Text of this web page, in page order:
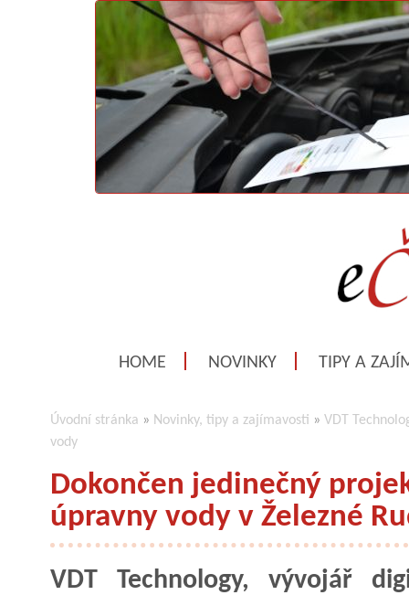
HOME NOVINKY TIPY A
Úvodní stránka » Novinky, tipy a zajímavosti » VDT
vody
Dokončen jedinečný
úpravny vody v Železné
VDT Technology, vývojář